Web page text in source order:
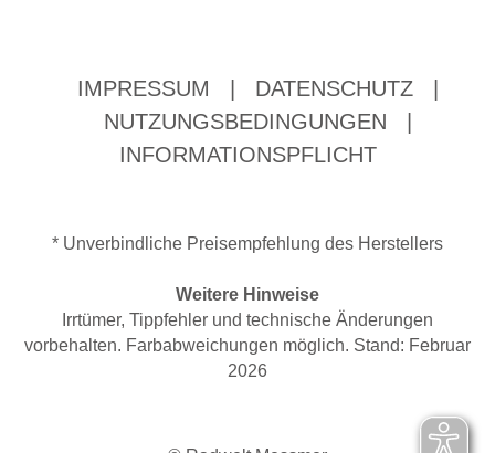
IMPRESSUM DATENSCHUTZ
NUTZUNGSBEDINGUNGEN
INFORMATIONSPFLICHT
* Unverbindliche Preisempfehlung des Herstellers
Weitere Hinweise
Irrtümer, Tippfehler und technische Änderungen
vorbehalten. Farbabweichungen möglich. Stand: Februar
2026